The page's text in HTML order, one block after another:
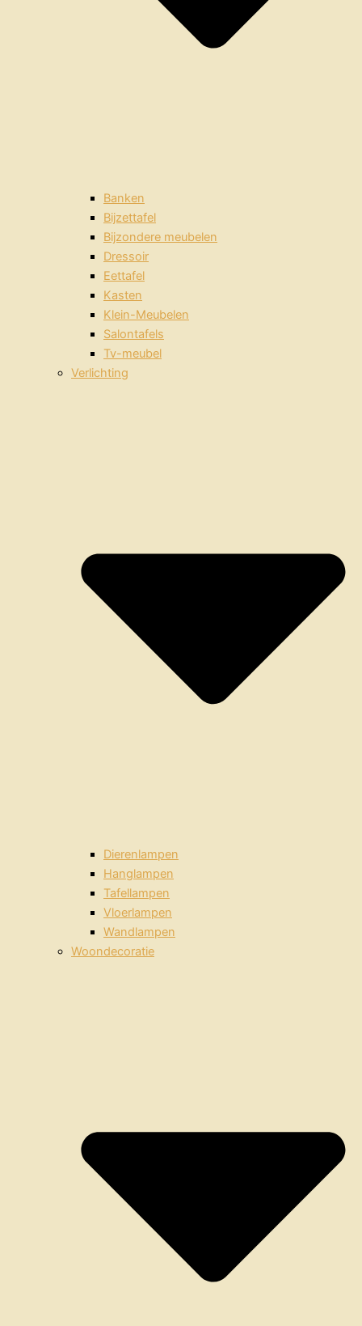
Banken
Bijzettafel
Bijzondere meubelen
Dressoir
Eettafel
Kasten
Klein-Meubelen
Salontafels
Tv-meubel
Verlichting
Dierenlampen
Hanglampen
Tafellampen
Vloerlampen
Wandlampen
Woondecoratie